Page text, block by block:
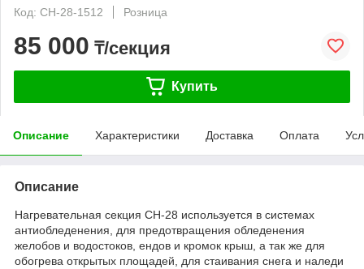
Код: СН-28-1512
Розница
85 000 ₸/секция
Купить
Описание Характеристики Доставка Оплата
Описание
Нагревательная секция СН-28 используется в системах
антиобледенения, для предотвращения обледенения
желобов и водостоков, ендов и кромок крыш, а так же для
обогрева открытых площадей, для стаивания снега и наледи